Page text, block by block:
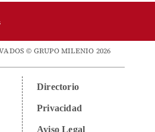
© GRUPO MILENIO 2026
Directorio
Privacidad
Aviso Legal